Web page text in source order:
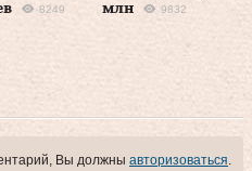
8249
млн
9832
Вы должны авторизоваться.